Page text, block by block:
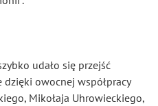
udało się przejść
owocnej współpracy
Mikołaja Uhrowieckiego,